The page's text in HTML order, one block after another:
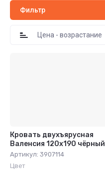
Фильтр
Цена - возрастание
Кровать двухъярусная
Валенсия 120х190 чёрный
Артикул: 3907114
Цвет